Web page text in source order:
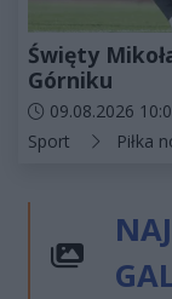
Święty
Górniku
Data dodania
09.08.2026
Kategorie
Sport Piłka